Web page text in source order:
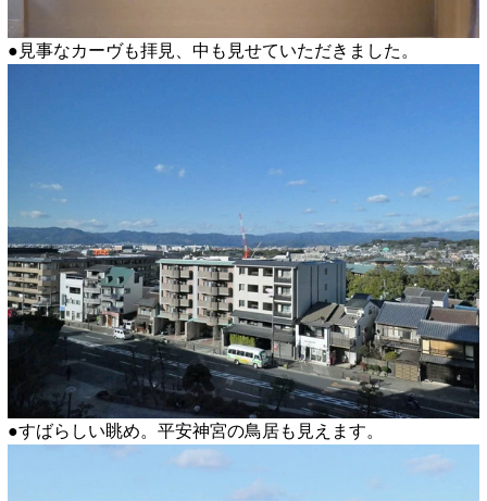
●見事なカーヴも拝見、中も見せていただきました。
●すばらしい眺め。平安神宮の鳥居も見えます。